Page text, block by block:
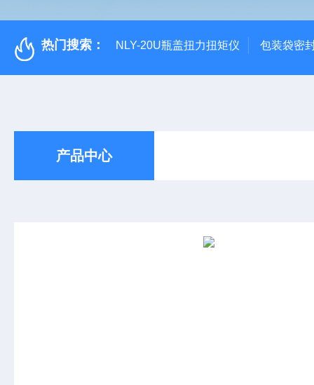
热门搜索： NLY-20U瓶盖扭力扭矩仪 包装袋密
产品中心